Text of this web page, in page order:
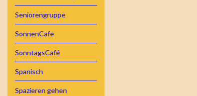
Seniorengruppe
SonnenCafe
SonntagsCafé
Spanisch
Spazieren gehen